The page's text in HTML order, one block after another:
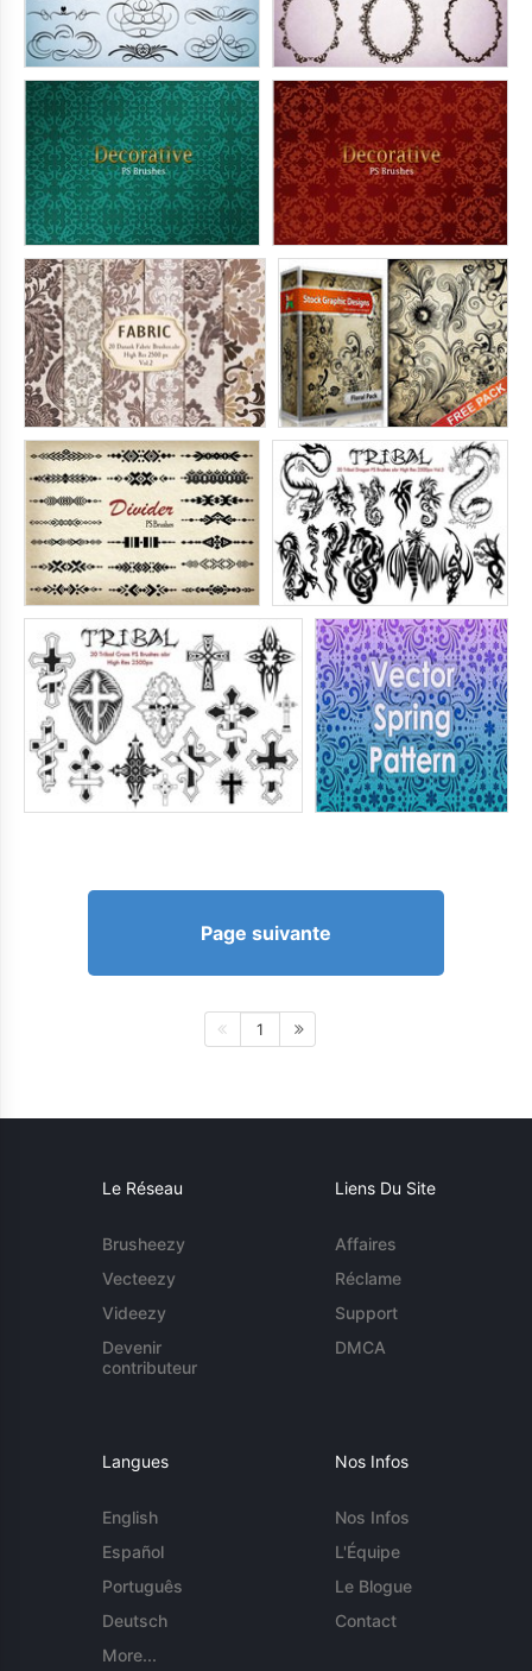
Page suivante
1
Le Réseau
Brusheezy
Vecteezy
Videezy
Devenir
contributeur
Liens Du Site
Affaires
Réclame
Support
DMCA
Langues
English
Español
Português
Deutsch
More...
Nos Infos
Nos Infos
L'Équipe
Le Blogue
Contact